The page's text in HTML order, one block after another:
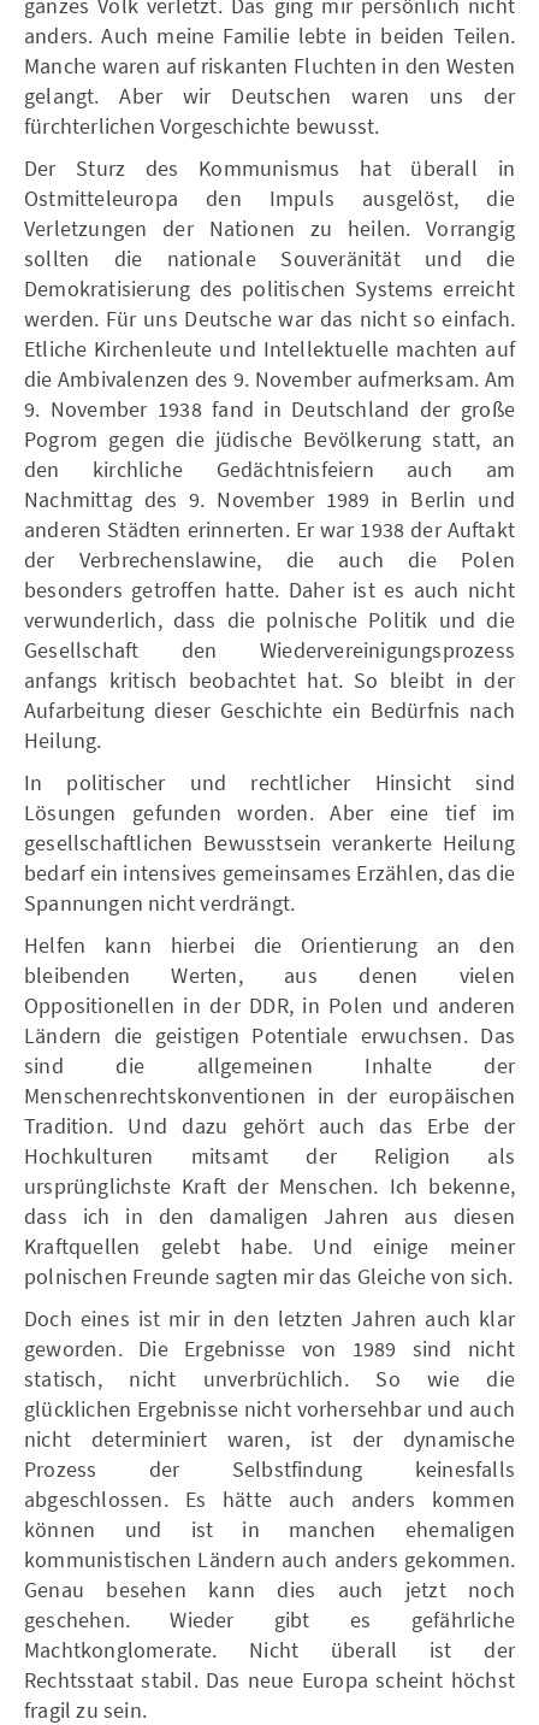
anders. Auch meine Familie lebte in beiden Teilen.
Manche waren auf riskanten Fluchten in den Westen
gelangt. Aber wir Deutschen waren uns der
fürchterlichen Vorgeschichte bewusst.
Der Sturz des Kommunismus hat überall in
Ostmitteleuropa den Impuls ausgelöst, die
Verletzungen der Nationen zu heilen. Vorrangig
sollten die nationale Souveränität und die
Demokratisierung des politischen Systems erreicht
werden. Für uns Deutsche war das nicht so einfach.
Etliche Kirchenleute und Intellektuelle machten auf
die Ambivalenzen des 9. November aufmerksam. Am
9. November 1938 fand in Deutschland der große
Pogrom gegen die jüdische Bevölkerung statt, an
den kirchliche Gedächtnisfeiern auch am
Nachmittag des 9. November 1989 in Berlin und
anderen Städten erinnerten. Er war 1938 der Auftakt
der Verbrechenslawine, die auch die Polen
besonders getroffen hatte. Daher ist es auch nicht
verwunderlich, dass die polnische Politik und die
Gesellschaft den Wiedervereinigungsprozess
anfangs kritisch beobachtet hat. So bleibt in der
Aufarbeitung dieser Geschichte ein Bedürfnis nach
Heilung.
In politischer und rechtlicher Hinsicht sind
Lösungen gefunden worden. Aber eine tief im
gesellschaftlichen Bewusstsein verankerte Heilung
bedarf ein intensives gemeinsames Erzählen, das die
Spannungen nicht verdrängt.
Helfen kann hierbei die Orientierung an den
bleibenden Werten, aus denen vielen
Oppositionellen in der DDR, in Polen und anderen
Ländern die geistigen Potentiale erwuchsen. Das
sind die allgemeinen Inhalte der
Menschenrechtskonventionen in der europäischen
Tradition. Und dazu gehört auch das Erbe der
Hochkulturen mitsamt der Religion als
ursprünglichste Kraft der Menschen. Ich bekenne,
dass ich in den damaligen Jahren aus diesen
Kraftquellen gelebt habe. Und einige meiner
polnischen Freunde sagten mir das Gleiche von sich.
Doch eines ist mir in den letzten Jahren auch klar
geworden. Die Ergebnisse von 1989 sind nicht
statisch, nicht unverbrüchlich. So wie die
glücklichen Ergebnisse nicht vorhersehbar und auch
nicht determiniert waren, ist der dynamische
Prozess der Selbstfindung keinesfalls
abgeschlossen. Es hätte auch anders kommen
können und ist in manchen ehemaligen
kommunistischen Ländern auch anders gekommen.
Genau besehen kann dies auch jetzt noch
geschehen. Wieder gibt es gefährliche
Machtkonglomerate. Nicht überall ist der
Rechtsstaat stabil. Das neue Europa scheint höchst
fragil zu sein.